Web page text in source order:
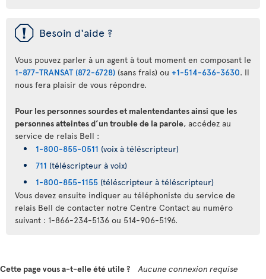
ü Besoin d'aide ?
Vous pouvez parler à un agent à tout moment en composant le
1-877-TRANSAT (872-6728) (sans frais) ou +1-514-636-3630. Il
nous fera plaisir de vous répondre.
Pour les personnes sourdes et malentendantes ainsi que les
personnes atteintes d’un trouble de la parole, accédez au
service de relais Bell :
1-800-855-0511 (voix à téléscripteur)
711 (téléscripteur à voix)
1-800-855-1155 (téléscripteur à téléscripteur)
Vous devez ensuite indiquer au téléphoniste du service de
relais Bell de contacter notre Centre Contact au numéro
suivant : 1-866-234-5136 ou 514-906-5196.
Cette page vous a-t-elle été utile ?
Aucune connexion requise